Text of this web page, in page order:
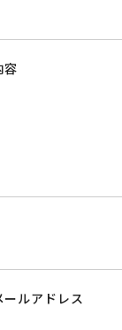
容
ールアドレス